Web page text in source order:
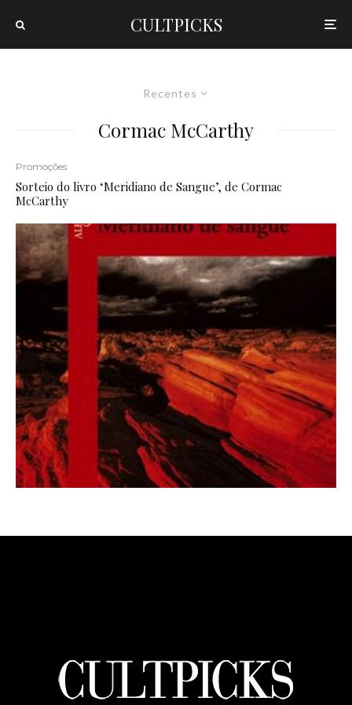
CULTPICKS
Recentes
Cormac McCarthy
Promoções
Sorteio do livro ‘Meridiano de Sangue’, de Cormac
McCarthy